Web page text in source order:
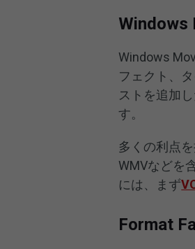
Windows
Windows
フェクト、
ストを追加
す。
多くの利点
WMVなどを
には、まず
Format